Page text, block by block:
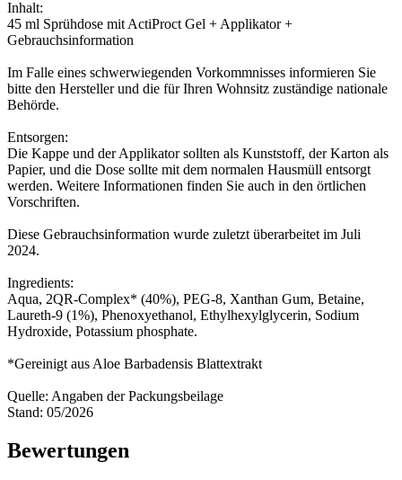
Inhalt:
45 ml Sprühdose mit ActiProct Gel + Applikator +
Gebrauchsinformation
Im Falle eines schwerwiegenden Vorkommnisses informieren Sie
bitte den Hersteller und die für Ihren Wohnsitz zuständige nationale
Behörde.
Entsorgen:
Die Kappe und der Applikator sollten als Kunststoff, der Karton als
Papier, und die Dose sollte mit dem normalen Hausmüll entsorgt
werden. Weitere Informationen finden Sie auch in den örtlichen
Vorschriften.
Diese Gebrauchsinformation wurde zuletzt überarbeitet im Juli
2024.
Ingredients:
Aqua, 2QR-Complex* (40%), PEG-8, Xanthan Gum, Betaine,
Laureth-9 (1%), Phenoxyethanol, Ethylhexylglycerin, Sodium
Hydroxide, Potassium phosphate.
*Gereinigt aus Aloe Barbadensis Blattextrakt
Quelle: Angaben der Packungsbeilage
Stand: 05/2026
Bewertungen